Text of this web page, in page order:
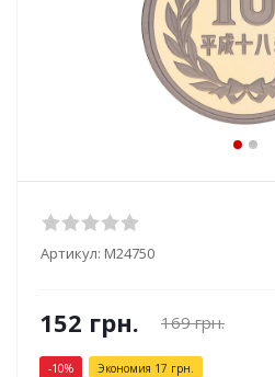
Артикул: М24750
152 грн. 169грн.
-10% Экономия 17 грн.